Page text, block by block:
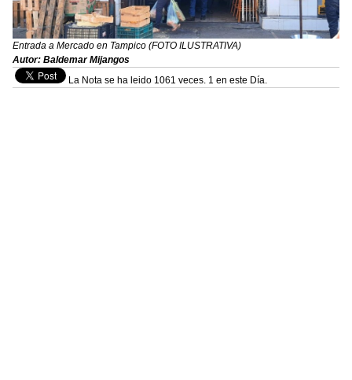
Entrada a Mercado en Tampico (FOTO ILUSTRATIVA)
Autor: Baldemar Mijangos
La Nota se ha leido 1061 veces. 1 en este Día.